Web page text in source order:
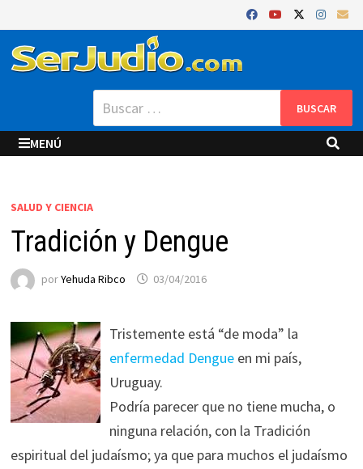
al
contenido
Buscar:
MENÚ
SALUD Y CIENCIA
Tradición y Dengue
porYehuda Ribco 03/04/2016
Tristemente está “de moda” la
enfermedad Dengueen mi país,
Uruguay.
Podría parecer que no tiene mucha, o
ninguna relación, con la Tradición
espiritual del judaísmo; ya que para muchos el judaísmo